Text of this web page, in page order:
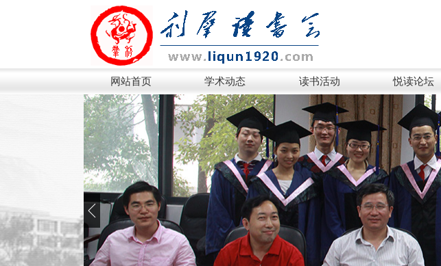
网站首页 学术动态 读书活动 悦读论坛